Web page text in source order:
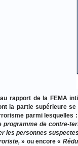
rapport de la FEMA
la partie supérieure
parmi lesquelles
programme de contre-
les personnes
» ou encore «